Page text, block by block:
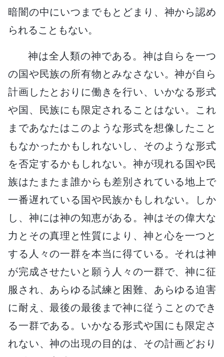
暗闇の中にいつまでもとどまり、神から認め
られることもない。
神は全人類の神である。神は自らを一つ
の国や民族の所有物とみなさない。神が自ら
計画したとおりに働きを行い、いかなる形式
や国、民族にも限定されることはない。これ
まであなたはこのような形式を想像したこと
もなかったかもしれないし、そのような形式
を否定するかもしれない。神が現れる国や民
族はたまたま誰からも差別されている地上で
一番遅れている国や民族かもしれない。しか
し、神には神の知恵がある。神はその偉大な
力とその真理と性質により、神と心を一つと
する人々の一群を本当に得ている。それは神
が完成させたいと願う人々の一群で、神に征
服され、あらゆる試練と困難、あらゆる迫害
に耐え、最後の最後まで神に従うことのでき
る一群である。いかなる形式や国にも限定さ
れない、神の出現の目的は、その計画どおり